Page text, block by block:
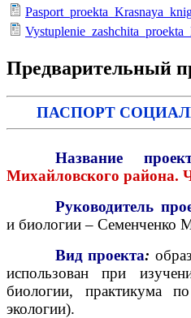
Предварительный
ПАСПОРТ
Название
Михайловского района.
Руководитель
и биологии – Семенченко
Вид проекта:
использован при
биологии, практикума
экологии).